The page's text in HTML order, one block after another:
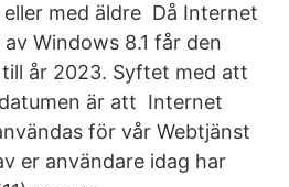
eller med äldre Då Internet
Windows 8.1 får den
år 2023. Syftet med att
är att Internet
för vår Webtjänst
er användare idag har